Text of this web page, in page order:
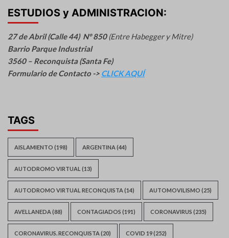
ESTUDIOS y ADMINISTRACION:
27 de Abril (Calle 44) N° 850(Entre Habegger y Mitre)
Barrio Parque Industrial
3560 – Reconquista (Santa Fe)
Formulario de Contacto -> CLICK AQUÍ
TAGS
AISLAMIENTO (198) ARGENTINA (44)
AUTODROMO VIRTUAL (13)
AUTODROMO VIRTUAL RECONQUISTA (14) AUTOMOVILISMO (25)
AVELLANEDA (88) CONTAGIADOS (191) CORONAVIRUS (235)
CORONAVIRUS. RECONQUISTA (20) COVID 19(252)